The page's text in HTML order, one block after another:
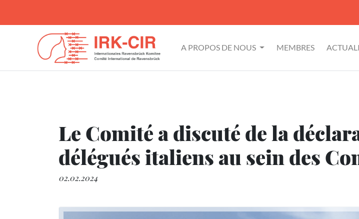
A PROPOS DE NOUS MEMBRES
Le Comité a discuté de la
délégués italiens au sein des
02.02.2024